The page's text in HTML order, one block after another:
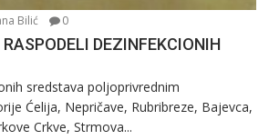
Bilić 0
DEZINFEKCIONIH
sredstava poljoprivrednim
Ćelija, Nepričave, Rubribreze, Bajevca,
Crkve, Strmova...